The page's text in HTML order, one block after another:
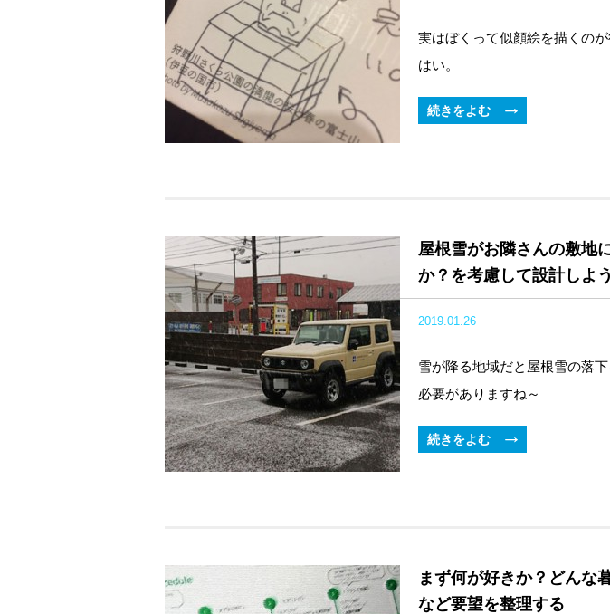
実はぼくって似顔絵を描くのが
はい。
続きをよむ
屋根雪がお隣さんの敷地
か？を考慮して設計しよう
2019.01.26
雪が降る地域だと屋根雪の落
必要がありますね～
続きをよむ
まず何が好きか？どんな
など要望を整理する